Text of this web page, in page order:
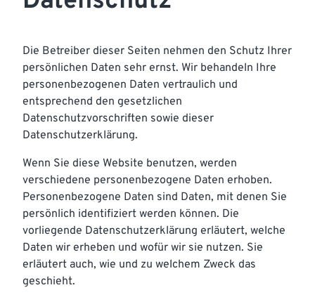
Die Betreiber dieser Seiten nehmen den Schutz Ihrer
persönlichen Daten sehr ernst. Wir behandeln Ihre
personenbezogenen Daten vertraulich und
entsprechend den gesetzlichen
Datenschutzvorschriften sowie dieser
Datenschutzerklärung.
Wenn Sie diese Website benutzen, werden
verschiedene personenbezogene Daten erhoben.
Personenbezogene Daten sind Daten, mit denen Sie
persönlich identifiziert werden können. Die
vorliegende Datenschutzerklärung erläutert, welche
Daten wir erheben und wofür wir sie nutzen. Sie
erläutert auch, wie und zu welchem Zweck das
geschieht.